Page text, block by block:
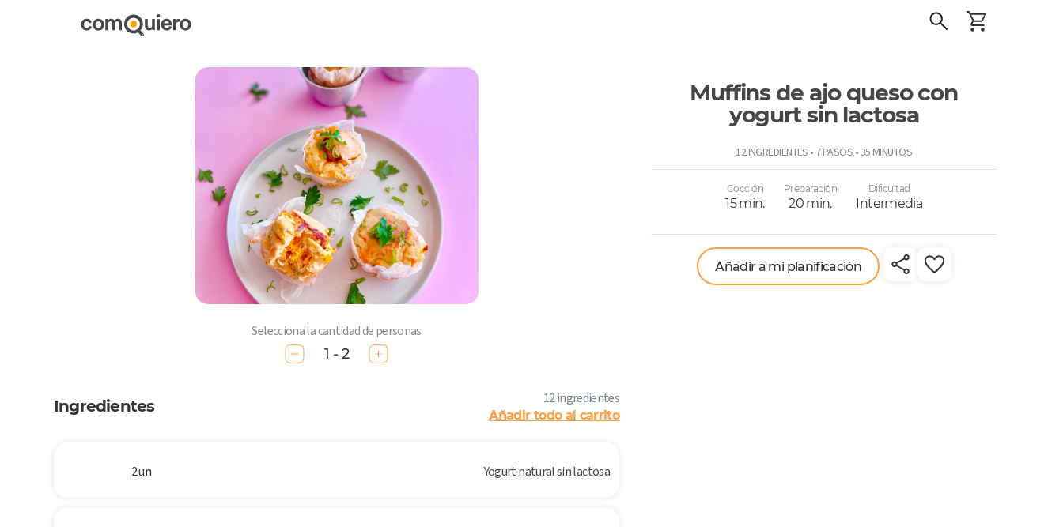
Muffins de ajo queso con
yogurt sin lactosa
12 INGREDIENTES • 7 PASOS • 35 MINUTOS
Cocción
15 min.
Preparación
20 min.
Dificultad
Intermedia
Añadir a mi planificación
Selecciona la cantidad de personas
1 - 2
Ingredientes 12 ingredientes
Añadir todo al carrito
2 un Yogurt natural sin lactosa